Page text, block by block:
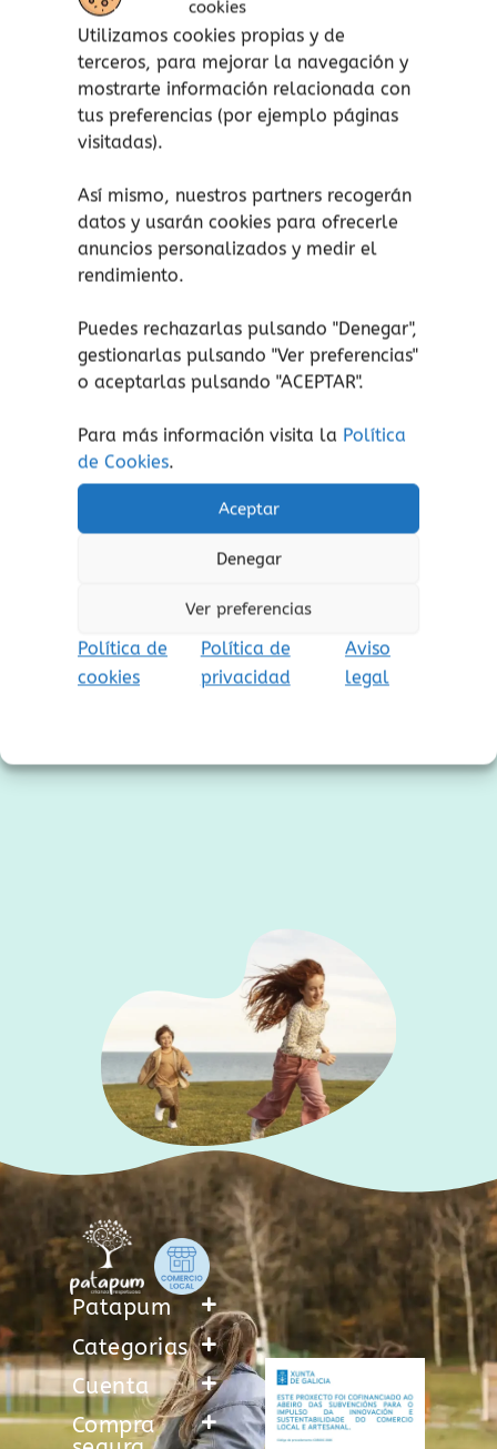
cookies
Utilizamos cookies propias y de
terceros, para mejorar la navegación y
mostrarte información relacionada con
tus preferencias (por ejemplo páginas
visitadas).
Así mismo, nuestros partners recogerán
datos y usarán cookies para ofrecerle
anuncios personalizados y medir el
rendimiento.
Puedes rechazarlas pulsando "Denegar",
gestionarlas pulsando "Ver preferencias"
o aceptarlas pulsando "ACEPTAR".
Para más información visita la Política
de Cookies.
Aceptar
Denegar
Ver preferencias
Política de
cookies
Política de
privacidad
Aviso
legal
Tarjetas de
Ballon
(Iva incluido)
Modelo
Mis primeras palabras
Seleccionar opciones
Las
opciones
se
pueden
elegir
página
de
producto
Añadir a lista de
deseos
Síguenos
I
n
s
r
F
a
c
o
Patapum
Categorias
Cuenta
Compra